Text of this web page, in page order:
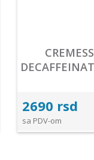
2690 rsd
sa PDV-om